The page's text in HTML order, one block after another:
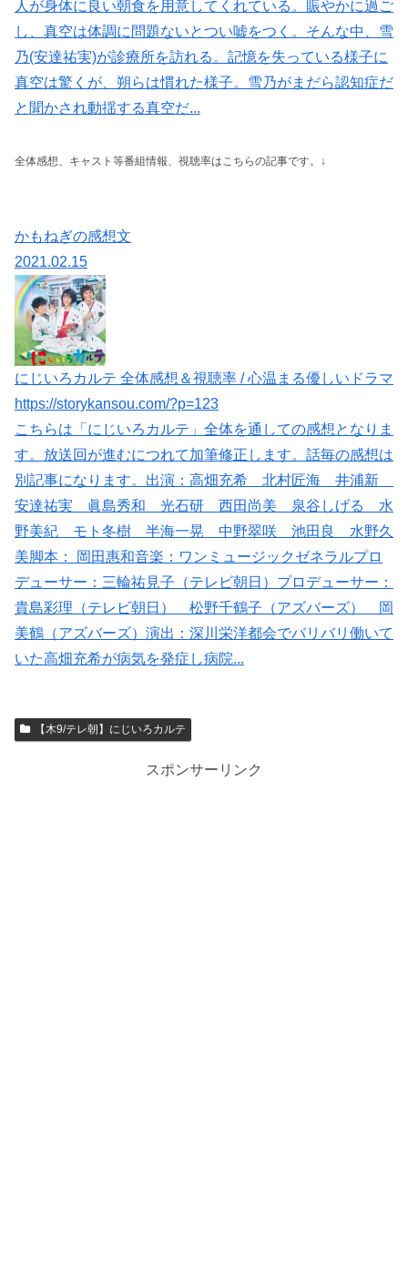
人が身体に良い朝食を用意してくれている。賑やかに過ご
し、真空は体調に問題ないとつい嘘をつく。そんな中、雪
乃(安達祐実)が診療所を訪れる。記憶を失っている様子に
真空は驚くが、朔らは慣れた様子。雪乃がまだら認知症だ
と聞かされ動揺する真空だ...
全体感想、キャスト等番組情報、視聴率はこちらの記事です。↓
かもねぎの感想文
2021.02.15
にじいろカルテ 全体感想＆視聴率 / 心温まる優しいドラマ
https://storykansou.com/?p=123
こちらは「にじいろカルテ」全体を通しての感想となりま
す。放送回が進むにつれて加筆修正します。話毎の感想は
別記事になります。出演：高畑充希 北村匠海 井浦新
安達祐実 眞島秀和 光石研 西田尚美 泉谷しげる 水
野美紀 モト冬樹 半海一晃 中野翠咲 池田良 水野久
美脚本： 岡田惠和音楽：ワンミュージックゼネラルプロ
デューサー：三輪祐見子（テレビ朝日）プロデューサー：
貴島彩理（テレビ朝日） 松野千鶴子（アズバーズ） 岡
美鶴（アズバーズ）演出：深川栄洋都会でバリバリ働いて
いた高畑充希が病気を発症し病院...
【木9/テレ朝】にじいろカルテ
スポンサーリンク